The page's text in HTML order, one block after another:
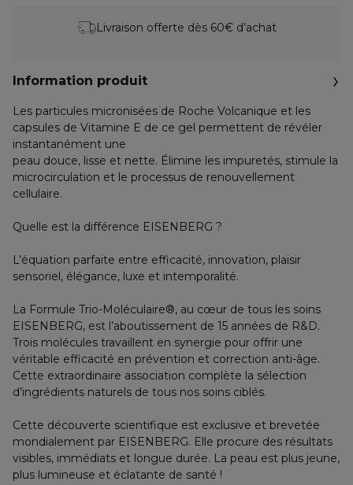
Livraison offerte dès 60€ d’achat
Information produit
Les particules micronisées de Roche Volcanique et les
capsules de Vitamine E de ce gel permettent de révéler
instantanément une
peau douce, lisse et nette. Élimine les impuretés, stimule la
microcirculation et le processus de renouvellement
cellulaire.
Quelle est la différence EISENBERG ?
L’équation parfaite entre efficacité, innovation, plaisir
sensoriel, élégance, luxe et intemporalité.
La Formule Trio-Moléculaire®, au cœur de tous les soins
EISENBERG, est l’aboutissement de 15 années de R&D.
Trois molécules travaillent en synergie pour offrir une
véritable efficacité en prévention et correction anti-âge.
Cette extraordinaire association complète la sélection
d’ingrédients naturels de tous nos soins ciblés.
Cette découverte scientifique est exclusive et brevetée
mondialement par EISENBERG. Elle procure des résultats
visibles, immédiats et longue durée. La peau est plus jeune,
plus lumineuse et éclatante de santé !